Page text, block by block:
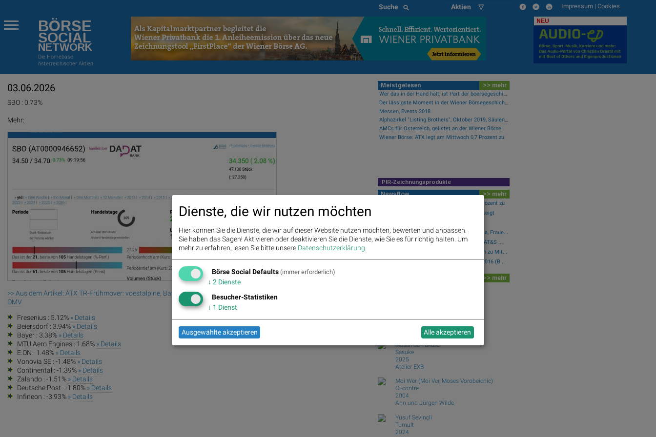
Suche Aktien ▽ Impressum | Cookies
BÖRSE
SOCIAL
NETWORK
Die Homebase
österreichischer Aktien
NEU
03.06.2026
SBO : 0.73%
Mehr:
>> Aus dem Artikel: ATX TR-Frühmover: voestalpine, Bawag, Uniqa, DO&CO, RBI, Verbund, Erste Group, SBO, EVN und
OMV
Fresenius : 5.12% » Details
Beiersdorf : 3.94% » Details
Bayer : 3.38% » Details
MTU Aero Engines : 1.68% » Details
E.ON : 1.48% » Details
Vonovia SE : -1.48% » Details
Continental : -1.39% » Details
Zalando : -1.51% » Details
Deutsche Post : -1.80% » Details
Infineon : -3.93% » Details
Meistgelesen >> mehr
Wer das in der Hand hält, ist Part der boersegeschichte.at
Der lässigste Moment in der Wiener Börsegeschichte
Messen, Events 2018
Alphazirkel "Listing Brothers", Oktober 2019, Säulenhalle Wiener Börse
AMCs für Österreich, gelistet an der Wiener Börse
Wiener Börse: ATX legt am Mittwoch 0,7 Prozent zu
PIR-Zeichnungsprodukte
Newsflow >> mehr
Wiener Börse: ATX legt am Mittwoch 0,7 Prozent zu
Wiener Börse Nebenwerte-Blick: Wolford steigt
Wie Wolford, RHI Magnesita, Wolftank-Adisa, Fraue...
Wie Lenzing, RBI, Erste Group, voestalpine, AT&S ...
Österreich-Depots: Stockpicking Österreich zu Mit...
Börsegeschichte 5.8.: Bitte wieder so wie 2016 (B...
>> mehr
Lustrum Press
Masahisa Fukase
Sasuke
2025
Atelier EXB
Moi Wer (Moi Ver, Moses Vorobeichic)
Ci-contre
2004
Ann und Jürgen Wilde
Yusuf Sevinçli
Tumult
2024
Dienste, die wir nutzen möchten
Hier können Sie die Dienste, die wir auf dieser Website nutzen möchten, bewerten und anpassen.
Sie haben das Sagen! Aktivieren oder deaktivieren Sie die Dienste, wie Sie es für richtig halten. Um
mehr zu erfahren, lesen Sie bitte unsere Datenschutzerklärung
Börse Social Defaults (immer erforderlich)
↓ 2 Dienste
Besucher-Statistiken
↓ 1 Dienst
Ausgewählte akzeptieren Alle akzeptieren